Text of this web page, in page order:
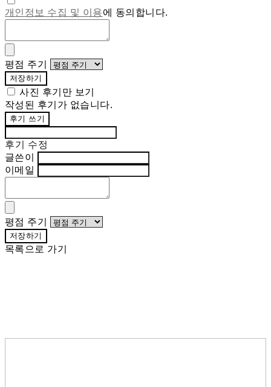
개인정보 수집 및 이용에 동의합니다.
평점 주기
저장하기
사진 후기만 보기
작성된 후기가 없습니다.
후기 쓰기
후기 수정
글쓴이
이메일
평점 주기
저장하기
목록으로 가기